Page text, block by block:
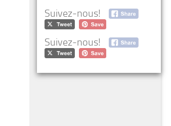
Suivez-nous!
Suivez-nous!